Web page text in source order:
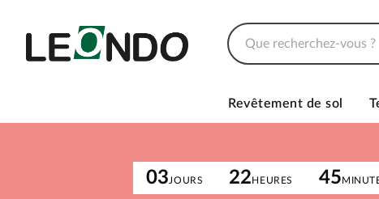
Revêtement de sol
03JOURS 22HEURES 45